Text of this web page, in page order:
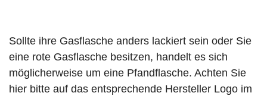
Sollte ihre Gasflasche anders lackiert sein oder Sie
eine rote Gasflasche besitzen, handelt es sich
möglicherweise um eine Pfandflasche. Achten Sie
hier bitte auf das entsprechende Hersteller Logo im